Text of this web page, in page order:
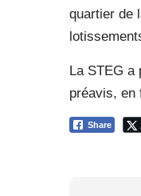
quartier de
La STEG a
préavis, en
Share